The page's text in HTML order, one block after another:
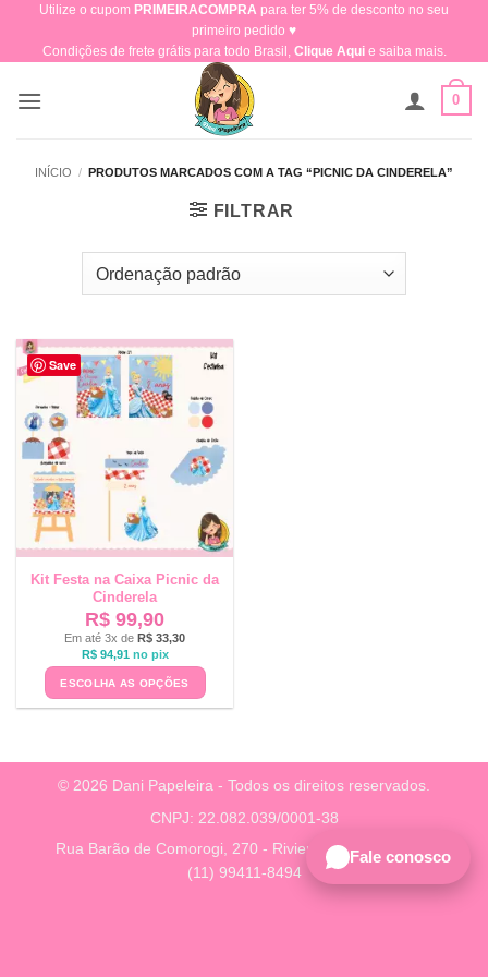
content
Utilize o cupom PRIMEIRACOMPRA para ter 5% de desconto no seu
primeiro pedido ♥​
Condições de frete grátis para todo Brasil, Clique Aquie saiba mais.
0
INÍCIO / PRODUTOS MARCADOS COM A TAG “PICNIC DA CINDERELA”
FILTRAR
Save
Kit Festa na Caixa Picnic da
Cinderela
R$ 99,90
Em até 3x de R$ 33,30
R$94,91 no pix
ESCOLHA AS OPÇÕES
© 2026 Dani Papeleira - Todos os direitos reservados.
CNPJ: 22.082.039/0001-38
Rua Barão de Comorogi, 270 - Riviera, São Paulo - SP
(11) 99411-8494
Fale conosco